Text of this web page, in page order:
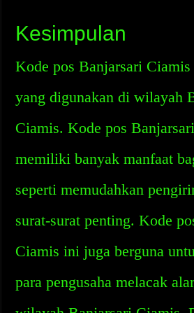
Kesimpulan
Kode pos Banjarsari Ciamis
yang digunakan di wilayah
Ciamis. Kode pos
memiliki banyak manfaat
seperti memudahkan
surat-surat penting. Kode
Ciamis ini juga berguna
para pengusaha melacak